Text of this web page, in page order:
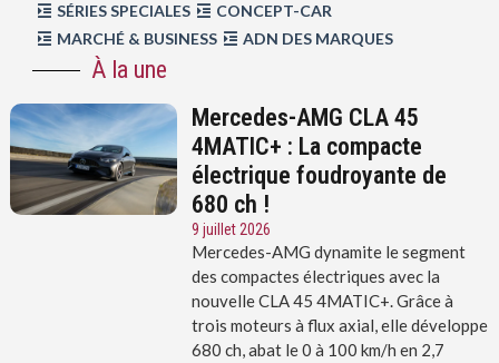
SÉRIES SPECIALES
CONCEPT-CAR
MARCHÉ & BUSINESS
ADN DES MARQUES
À la une
Mercedes-AMG CLA 45
4MATIC+ : La compacte
électrique foudroyante de
680 ch !
9 juillet 2026
Mercedes-AMG dynamite le segment
des compactes électriques avec la
nouvelle CLA 45 4MATIC+. Grâce à
trois moteurs à flux axial, elle développe
680 ch, abat le 0 à 100 km/h en 2,7